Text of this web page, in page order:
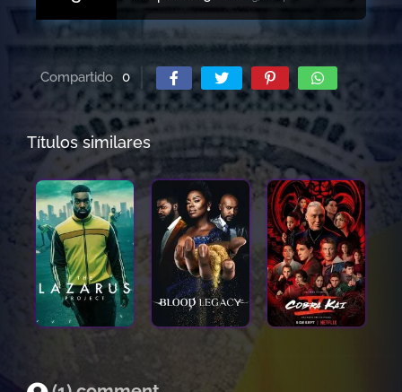
Compartido 0
Títulos similares